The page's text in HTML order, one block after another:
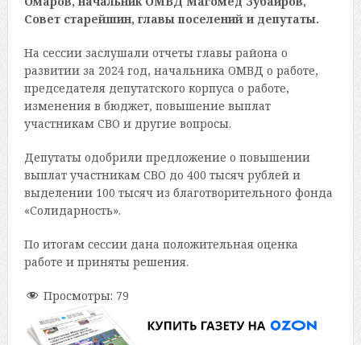
Совет старейшин, главы поселений и депутаты.
На сессии заслушали отчеты главы района о
развитии за 2024 год, начальника ОМВД о работе,
председателя депутатского корпуса о работе,
изменения в бюджет, повышение выплат
участникам СВО и другие вопросы.
Депутаты одобрили предложение о повышении
выплат участникам СВО до 400 тысяч рублей и
выделении 100 тысяч из благотворительного фонда
«Солидарность».
По итогам сессии дана положительная оценка
работе и приняты решения.
Просмотры: 79